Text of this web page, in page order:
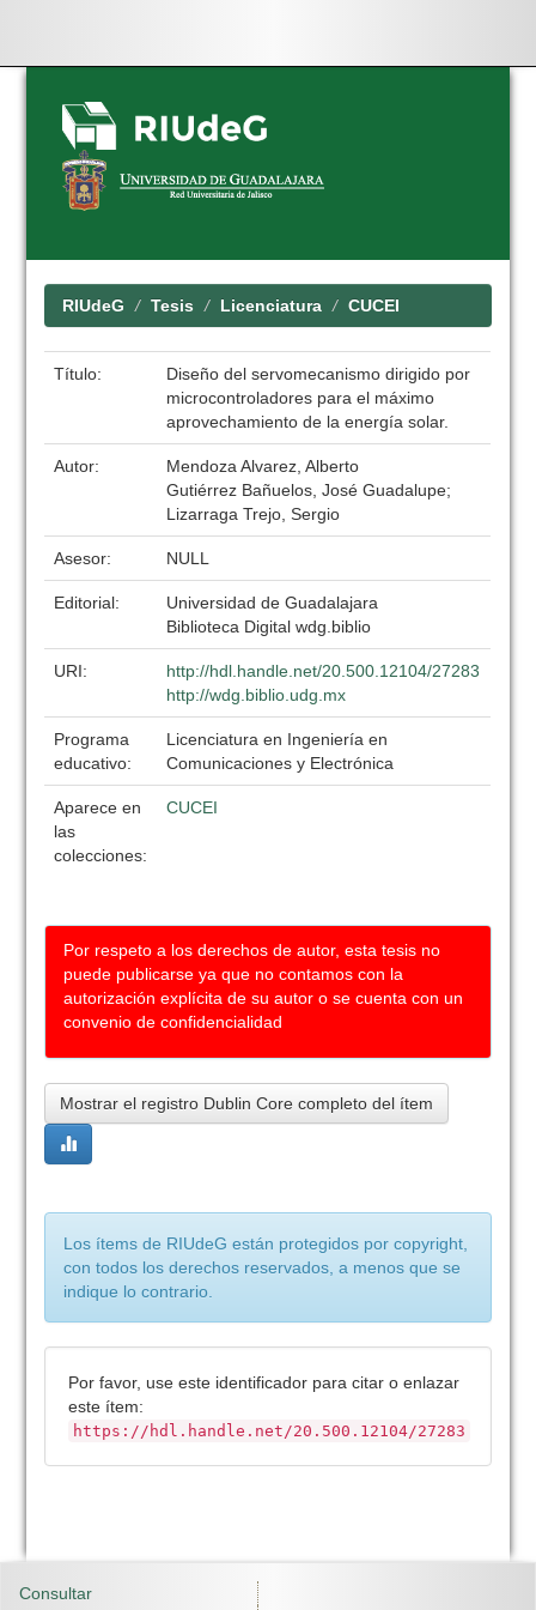
Skip
navigation
RIUdeG Tesis Licenciatura CUCEI
Título:
Diseño del servomecanismo dirigido por
microcontroladores para el máximo
aprovechamiento de la energía solar.
Autor:
Mendoza Alvarez, Alberto
Gutiérrez Bañuelos, José Guadalupe;
Lizarraga Trejo, Sergio
Asesor: NULL
Editorial:
Universidad de Guadalajara
Biblioteca Digital wdg.biblio
URI:
http://hdl.handle.net/20.500.12104/27283
http://wdg.biblio.udg.mx
Programa
educativo:
Licenciatura en Ingeniería en
Comunicaciones y Electrónica
Aparece en
las
colecciones:
CUCEI
Por respeto a los derechos de autor, esta tesis no
puede publicarse ya que no contamos con la
autorización explícita de su autor o se cuenta con un
convenio de confidencialidad
Mostrar el registro Dublin Core completo del ítem
Los ítems de RIUdeG están protegidos por copyright,
con todos los derechos reservados, a menos que se
indique lo contrario.
Por favor, use este identificador para citar o enlazar
este ítem:
https://hdl.handle.net/20.500.12104/27283
Consultar